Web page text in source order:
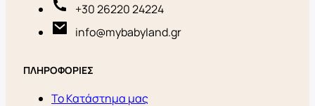
+30 26220 24224
info@mybabyland.gr
ΠΛΗΡΟΦΟΡΙΕΣ
Το Κατάστημα μας